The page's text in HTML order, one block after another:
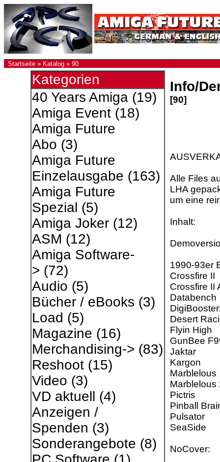
Startseite » Katalog » 90
Kategorien
40 Years Amiga(19)
Amiga Event(18)
Amiga Future
Abo (3)
Amiga Future
Einzelausgabe (163)
Amiga Future
Spezial (5)
Amiga Joker(12)
ASM (12)
Amiga Software-
> (72)
Audio (5)
Bücher / eBooks (3)
Load (5)
Magazine (16)
Merchandising-> (83)
Reshoot(15)
Video (3)
VD aktuell (4)
Anzeigen /
Spenden (3)
Sonderangebote (8)
Info/
[90]
Alle Files
LHA
um eine
Inhalt:
1990-93er
Crossfire II
Crossfire II
Databench
Desert
Flyin High
GunBee
Jaktar
Kargon
Marblelous
Marblelous
Pictris
Pinball
Pulsator
SeaSide
NoCover: